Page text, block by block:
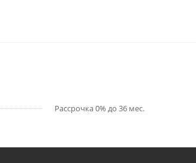
Рассрочка 0% до 36 мес.